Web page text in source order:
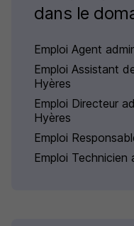
dans le
Emploi Agent
Emploi Assistant
Hyères
Emploi Directeur
Hyères
Emploi
Emploi Technicien